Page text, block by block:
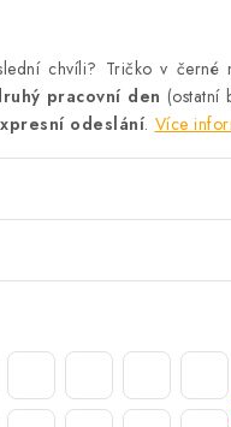
chvíli? Tričko v černé
pracovní den (ostatní
odeslání. Více